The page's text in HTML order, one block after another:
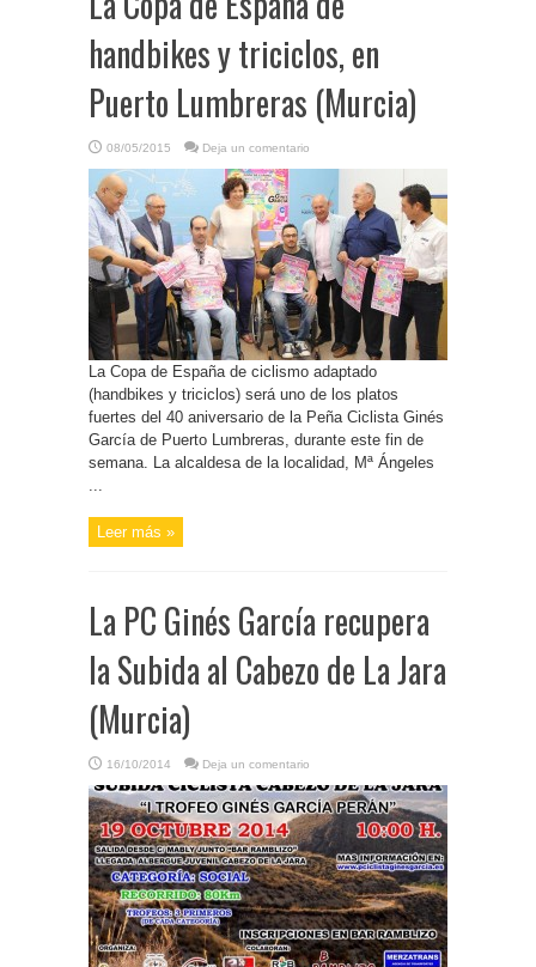
handbikes y triciclos, en
Puerto Lumbreras (Murcia)
08/05/2015 Deja un comentario
La Copa de España de ciclismo adaptado
(handbikes y triciclos) será uno de los platos
fuertes del 40 aniversario de la Peña Ciclista Ginés
García de Puerto Lumbreras, durante este fin de
semana. La alcaldesa de la localidad, Mª Ángeles
...
Leer más »
La PC Ginés García recupera
la Subida al Cabezo de La Jara
(Murcia)
16/10/2014 Deja un comentario